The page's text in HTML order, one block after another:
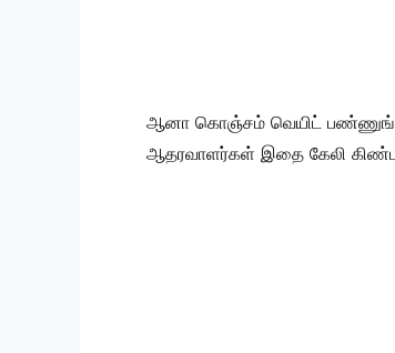
ஆனா கொஞ்சம் வெயிட்
ஆதரவாளர்கள் இதை கேலி